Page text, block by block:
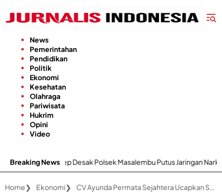
konten
News
Pemerintahan
Pendidikan
Politik
Ekonomi
Kesehatan
Olahraga
Pariwisata
Hukrim
Opini
Video
Breaking News
Desak Polsek Masalembu Putus Jaringan Narkoba dan Penadah
Home Ekonomi CV Ayunda Permata Sejahtera Ucapkan Selamat HPN 2026, Apresiasi Peran Pers Sebagai Jembatan Pemerintah-Dunia Usaha